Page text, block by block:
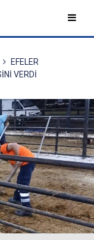
EFELER
VERDİ